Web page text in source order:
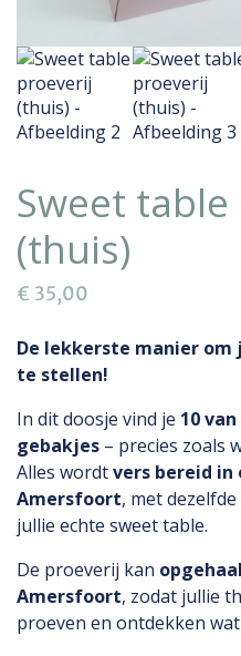
Sweet
(thuis)
€ 35,00
De lekkerste manier
te stellen!
In dit doosje vind je 10
gebakjes – precies zoals
Alles wordtvers bereid in
Amersfoort, met
jullie echte sweet table.
De proeverij kan
Amersfoort, zodat jullie
proeven en ontdekken